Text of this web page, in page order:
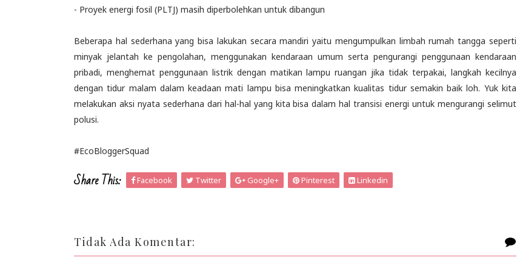
- Proyek energi fosil (PLTJ) masih diperbolehkan untuk dibangun
Beberapa hal sederhana yang bisa lakukan secara mandiri yaitu mengumpulkan limbah rumah tangga seperti
minyak jelantah ke pengolahan, menggunakan kendaraan umum serta pengurangi penggunaan kendaraan
pribadi, menghemat penggunaan listrik dengan matikan lampu ruangan jika tidak terpakai, langkah kecilnya
dengan tidur malam dalam keadaan mati lampu bisa meningkatkan kualitas tidur semakin baik loh. Yuk kita
melakukan aksi nyata sederhana dari hal-hal yang kita bisa dalam hal transisi energi untuk mengurangi selimut
polusi.
#EcoBloggerSquad
Share This: Facebook Twitter Google+ Pinterest Linkedin
Tidak Ada Komentar: